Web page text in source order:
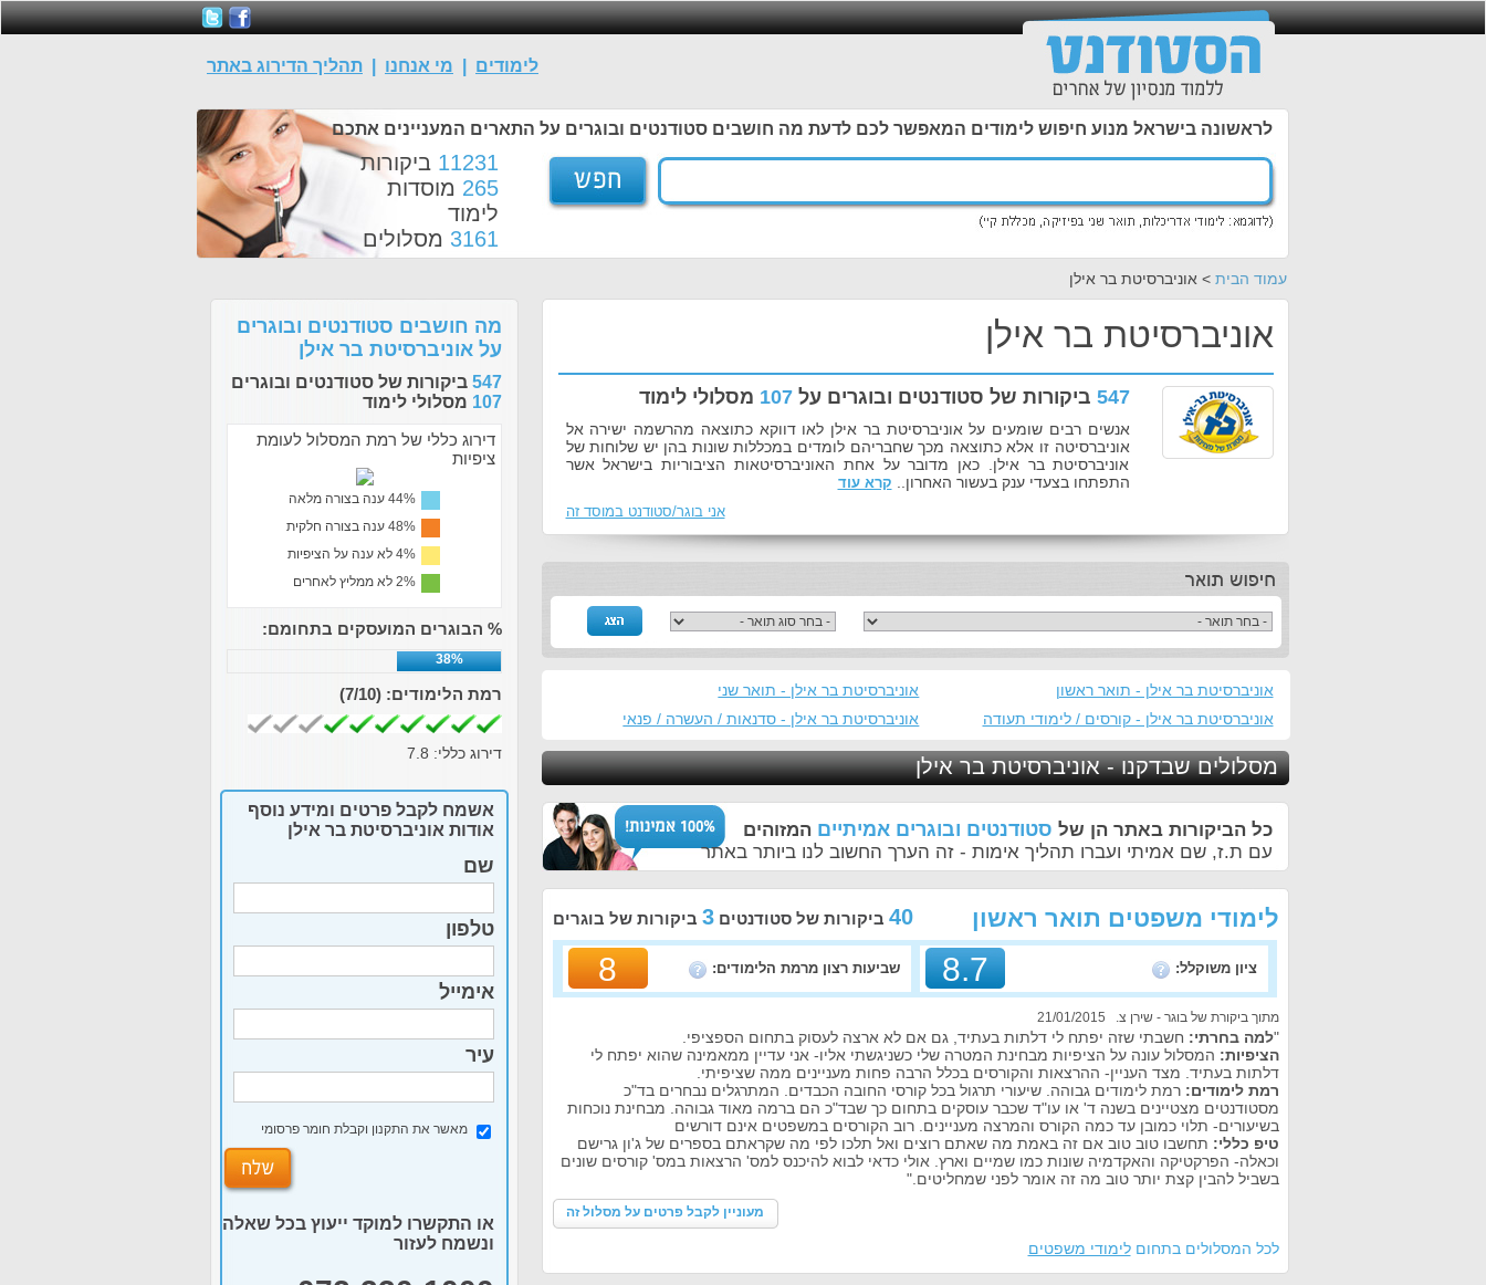
לימודים מי אנחנו תהליך הדירוג באתר
לראשונה בישראל מנוע חיפוש לימודים המאפשר לכם לדעת מה חושבים סטודנטים ובוגרים על התארים המעניינים אתכם
11231 ביקורות
265 מוסדות
לימוד
3161 מסלולים
עמוד הבית > אוניברסיטת בר אילן
אוניברסיטת בר אילן
547 ביקורות של סטודנטים ובוגרים על107 מסלולי לימוד
אנשים רבים שומעים על אוניברסיטת בר אילן לאו דווקא כתוצאה מהרשמה ישירה אל
אוניברסיטה זו אלא כתוצאה מכך שחבריהם לומדים במכללות שונות בהן יש שלוחות של
אוניברסיטת בר אילן. כאן מדובר על אחת האוניברסיטאות הציבוריות בישראל אשר
התפתחו בצעדי ענק בעשור האחרון.. קרא עוד
אני בוגר/סטודנט במוסד זה
אוניברסיטת בר אילן - תואר ראשון
אוניברסיטת בר אילן - תואר שני
אוניברסיטת בר אילן - קורסים / לימודי תעודה
אוניברסיטת בר אילן - סדנאות / העשרה / פנאי
מסלולים שבדקנו - אוניברסיטת בר אילן
כל הביקורות באתר הן של סטודנטים ובוגרים אמיתיים המזוהים
עם ת.ז, שם אמיתי ועברו תהליך אימות - זה הערך החשוב לנו ביותר באתר
לימודי משפטים תואר ראשון 40 ביקורות של סטודנטים3 ביקורות של בוגרים
ציון משוקלל: 8.7 שביעות רצון מרמת הלימודים: 8
מתוך ביקורת של בוגר - שירן צ. 21/01/2015
"למה בחרתי: חשבתי שזה יפתח לי דלתות בעתיד, גם אם לא ארצה לעסוק בתחום הספציפי.
הציפיות: המסלול עונה על הציפיות מבחינת המטרה שלי כשניגשתי אליו- אני עדיין ממאמינה שהוא יפתח לי
דלתות בעתיד. מצד העניין- ההרצאות והקורסים בכלל הרבה פחות מעניינים ממה שציפיתי.
רמת לימודים: רמת לימודים גבוהה. שיעורי תרגול בכל קורסי החובה הכבדים. המתרגלים נבחרים בד"כ
מסטודנטים מצטיינים בשנה ד' או עו"ד שכבר עוסקים בתחום כך שבד"כ הם ברמה מאוד גבוהה. מבחינת נוכחות
בשיעורים- תלוי כמובן עד כמה הקורס והמרצה מעניינים. רוב הקורסים במשפטים אינם דורשים
טיפ כללי: תחשבו טוב טוב אם זה באמת מה שאתם רוצים ואל תלכו לפי מה שקראתם בספרים של ג'ון גרישם
וכאלה- הפרקטיקה והאקדמיה שונות כמו שמיים וארץ. אולי כדאי לבוא להיכנס למס' הרצאות במס' קורסים שונים
בשביל להבין קצת יותר טוב מה זה אומר לפני שמחליטים."
מעוניין לקבל פרטים על מסלול זה
לכל המסלולים בתחוםלימודי משפטים
מה חושבים סטודנטים ובוגרים
על אוניברסיטת בר אילן
547 ביקורות של סטודנטים ובוגרים
107 מסלולי לימוד
דירוג כללי של רמת המסלול לעומת
ציפיות
44% ענה בצורה מלאה
48% ענה בצורה חלקית
4% לא ענה על הציפיות
2% לא ממליץ לאחרים
% הבוגרים המועסקים בתחומם:
38%
רמת הלימודים: (7/10)
דירוג כללי: 7.8
אשמח לקבל פרטים ומידע נוסף
אודות אוניברסיטת בר אילן
שם
טלפון
אימייל
עיר
מאשר את התקנון וקבלת חומר פרסומי
או התקשרו למוקד ייעוץ בכל שאלה
ונשמח לעזור